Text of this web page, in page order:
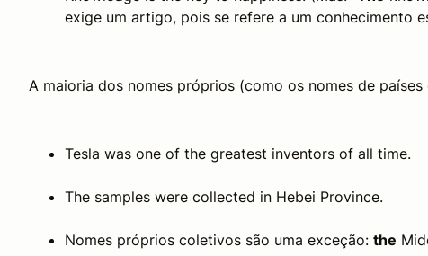
exige um artigo, pois se refere a um conhecimento
A maioria dos nomes próprios (como os nomes de
Tesla was one of the greatest inventors of all time.
The samples were collected in Hebei Province.
Nomes próprios coletivos são uma exceção: the